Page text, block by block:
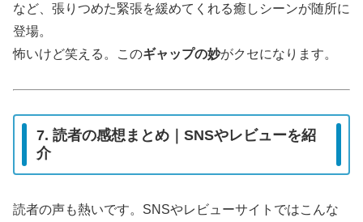
など、張りつめた緊張を緩めてくれる癒しシーンが随所に
登場。
怖いけど笑える。このギャップの妙がクセになります。
7. 読者の感想まとめ｜SNSやレビューを紹
介
読者の声も熱いです。SNSやレビューサイトではこんな